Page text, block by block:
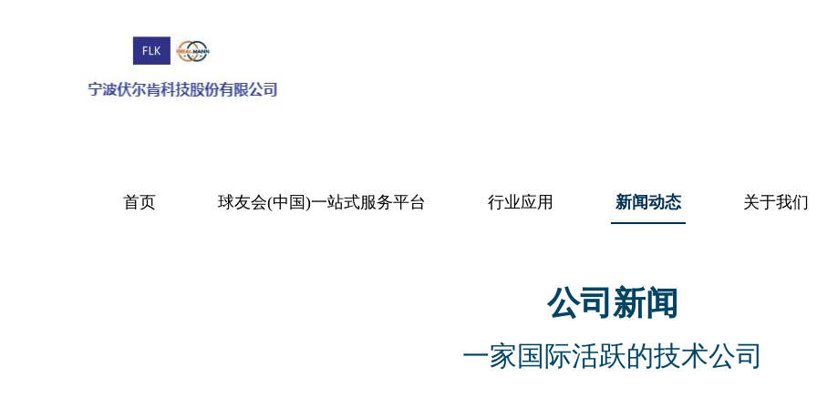
首页 球友会(中国)一站式服务平台 行业应用 新闻动态 关于我们
公司新闻
一家国际活跃的技术公司